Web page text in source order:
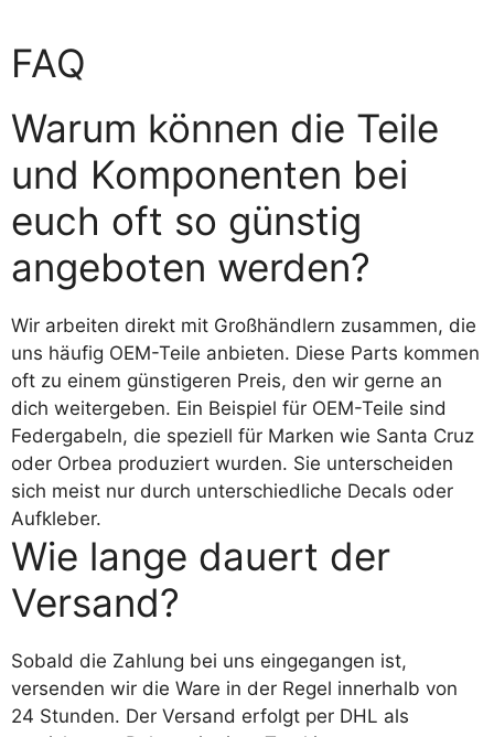
FAQ
Warum können die Teile
und Komponenten bei
euch oft so günstig
angeboten werden?
Wir arbeiten direkt mit Großhändlern zusammen, die
uns häufig OEM-Teile anbieten. Diese Parts kommen
oft zu einem günstigeren Preis, den wir gerne an
dich weitergeben. Ein Beispiel für OEM-Teile sind
Federgabeln, die speziell für Marken wie Santa Cruz
oder Orbea produziert wurden. Sie unterscheiden
sich meist nur durch unterschiedliche Decals oder
Aufkleber.
Wie lange dauert der
Versand?
Sobald die Zahlung bei uns eingegangen ist,
versenden wir die Ware in der Regel innerhalb von
24 Stunden. Der Versand erfolgt per DHL als